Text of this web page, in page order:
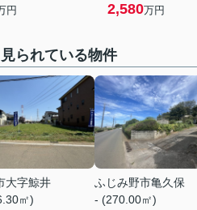
円 2,580万円
られている物件
大字鯨井
㎡)
ふじみ野市亀久保
- (270.00㎡)